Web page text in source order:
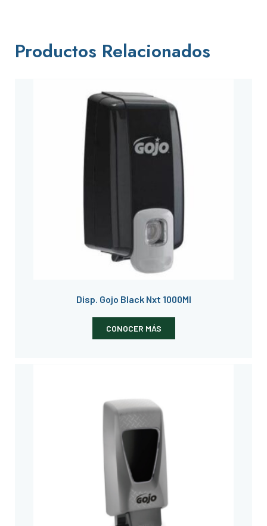
Productos Relacionados
Disp. Gojo Black Nxt 1000Ml
CONOCER MÁS